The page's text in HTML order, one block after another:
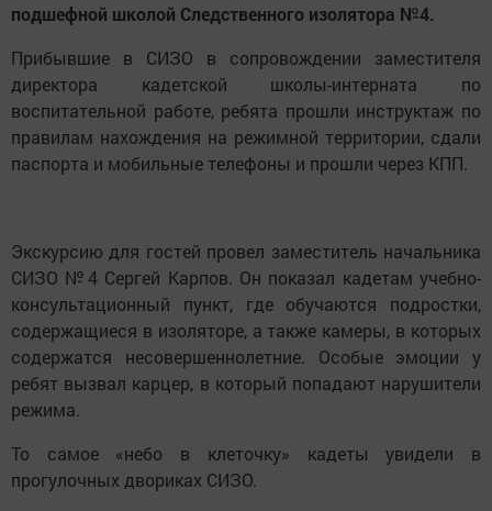
подшефной школой Следственного изолятора №4.
Прибывшие в СИЗО в сопровождении заместителя
директора кадетской школы-интерната по
воспитательной работе, ребята прошли инструктаж по
правилам нахождения на режимной территории, сдали
паспорта и мобильные телефоны и прошли через КПП.
Экскурсию для гостей провел заместитель начальника
СИЗО №4 Сергей Карпов. Он показал кадетам учебно-
консультационный пункт, где обучаются подростки,
содержащиеся в изоляторе, а также камеры, в которых
содержатся несовершеннолетние. Особые эмоции у
ребят вызвал карцер, в который попадают нарушители
режима.
То самое «небо в клеточку» кадеты увидели в
прогулочных двориках СИЗО.